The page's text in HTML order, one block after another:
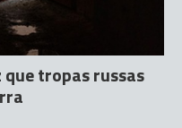
tropas russas